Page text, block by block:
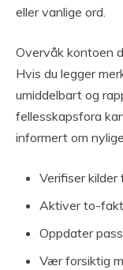
eller vanlige ord.
Overvåk kontoen
Hvis du legger
umiddelbart og
fellesskapsfora
informert om
Verifiser kilder
Aktiver to-
Oppdater
Vær forsiktig